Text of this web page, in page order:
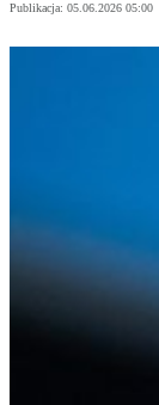
Publikacja: 05.06.2026 05:00